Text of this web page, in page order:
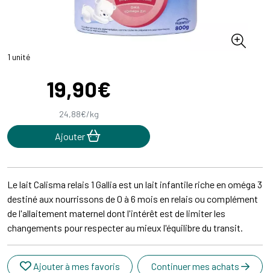
1 unité
19,90€
24,88€/kg
Ajouter
Le lait Calisma relais 1 Gallia est un lait infantile riche en oméga 3
destiné aux nourrissons de 0 à 6 mois en relais ou complément
de l'allaitement maternel dont l'intérêt est de limiter les
changements pour respecter au mieux l'équilibre du transit.
Ajouter à mes favoris Continuer mes achats